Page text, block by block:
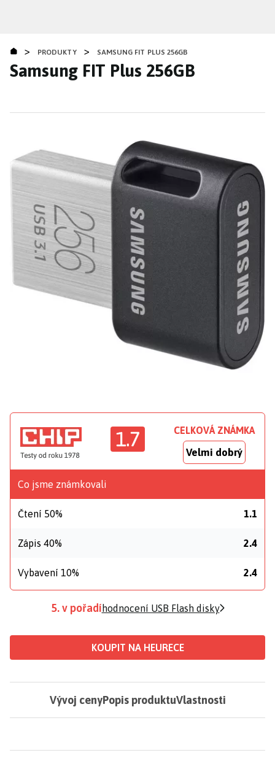
obsahu
> PRODUKTY > SAMSUNG FIT PLUS 256GB
Samsung FIT Plus 256GB
1.7 CELKOVÁ ZNÁMKA
Velmi dobrý
Co jsme známkovali
Čtení 50% 1.1
Zápis 40% 2.4
Vybavení 10% 2.4
5. v pořadí hodnocení USB Flash disky
KOUPIT NA HEURECE
Vývoj cenyPopis produktuVlastnosti